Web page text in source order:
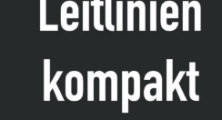
Kindesalter
(jenseits
Neugeborenenperiode)“
der